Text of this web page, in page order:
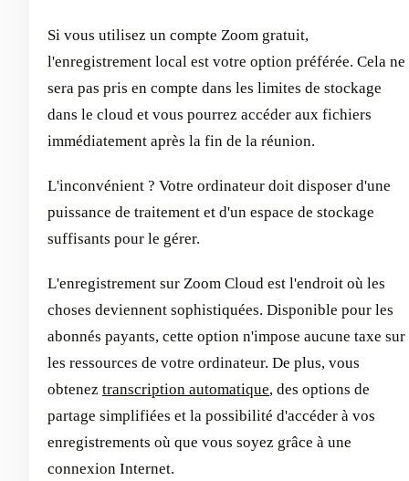
Si vous utilisez un compte Zoom gratuit,
l'enregistrement local est votre option préférée. Cela ne
sera pas pris en compte dans les limites de stockage
dans le cloud et vous pourrez accéder aux fichiers
immédiatement après la fin de la réunion.
L'inconvénient ? Votre ordinateur doit disposer d'une
puissance de traitement et d'un espace de stockage
suffisants pour le gérer.
L'enregistrement sur Zoom Cloud est l'endroit où les
choses deviennent sophistiquées. Disponible pour les
abonnés payants, cette option n'impose aucune taxe sur
les ressources de votre ordinateur. De plus, vous
obtenez transcription automatique, des options de
partage simplifiées et la possibilité d'accéder à vos
enregistrements où que vous soyez grâce à une
connexion Internet.